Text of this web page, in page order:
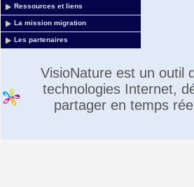
Ressources et liens
La mission migration
Les partenaires
VisioNature est un outil
technologies Internet,
partager en temps